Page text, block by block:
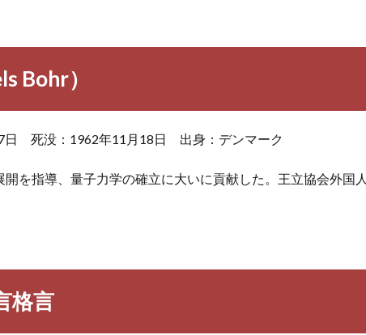
Bohr）
死没：1962年11月18日 出身：デンマーク
を指導、量子力学の確立に大いに貢献した。王立協会外国人
格言